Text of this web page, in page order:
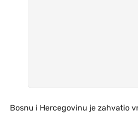
Bosnu i Hercegovinu je zahvatio